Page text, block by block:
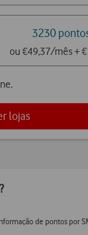
3230
ou €49,37/mês +
lojas
de pontos por